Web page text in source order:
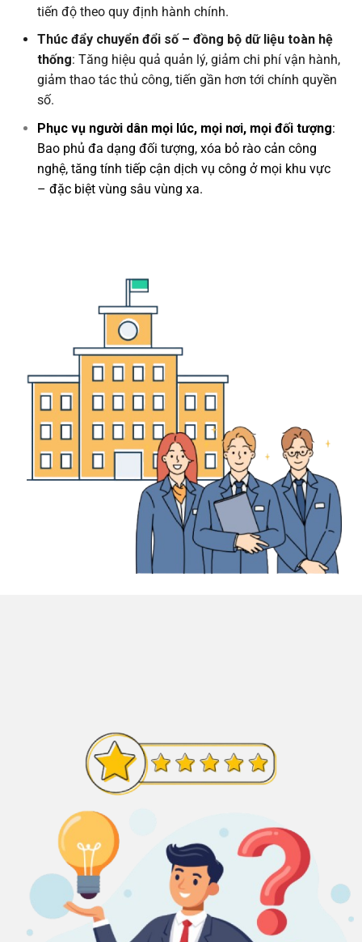
tiến độ theo quy định hành chính.
Thúc đẩy chuyển đổi số – đồng bộ dữ liệu toàn hệ
thống: Tăng hiệu quả quản lý, giảm chi phí vận hành,
giảm thao tác thủ công, tiến gần hơn tới chính quyền
số.
Phục vụ người dân mọi lúc, mọi nơi, mọi đối tượng:
Bao phủ đa dạng đối tượng, xóa bỏ rào cản công
nghệ, tăng tính tiếp cận dịch vụ công ở mọi khu vực
– đặc biệt vùng sâu vùng xa.